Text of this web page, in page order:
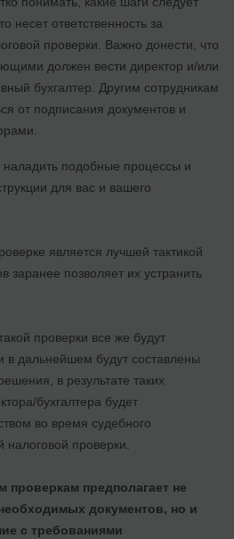
несет ответственность за
проверки. Важно донести, что
должен вести директор и/или
бухгалтер. Другим сотрудникам
от подписания документов и
подобные процессы и
для вас и вашего
является лучшей тактикой
заранее позволяет их устранить
проверки все же будут
в дальнейшем будут составлены
в результате таких
бухгалтера будет
во время судебного
проверки.
проверкам предполагает не
документов, но и
с требованиями